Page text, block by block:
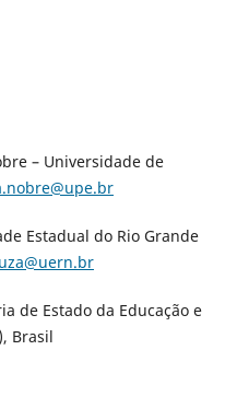
– Universidade de
Estadual do Rio Grande
de Estado da Educação e
Brasil